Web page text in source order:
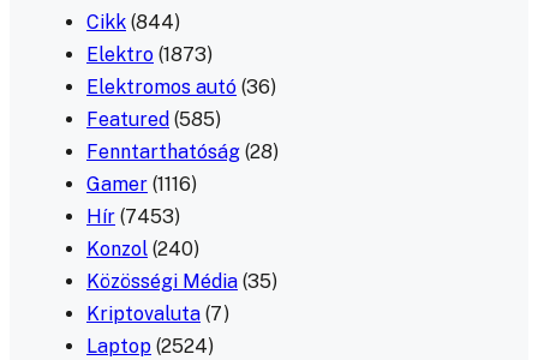
Cikk (844)
Elektro (1873)
Elektromos autó (36)
Featured (585)
Fenntarthatóság (28)
Gamer (1116)
Hír (7453)
Konzol (240)
Közösségi Média (35)
Kriptovaluta (7)
Laptop (2524)